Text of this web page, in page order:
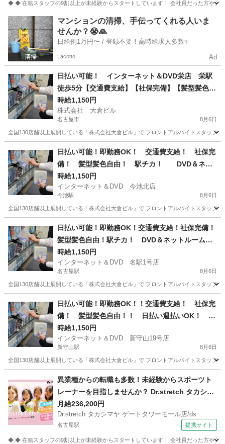
◆ ◆ 在籍スタッフの9割以上が未経験からスタートしています！ 会社員だった方やシ
愛知 名古屋市 スポーツジム
マンションの清掃、手伝ってくれる人いま
せんか？😭🙏
日給例1万円〜 / 登録不要！高時給求人多数✨
Lacotto Ad
日払い可能！ インターネット＆DVD栄店 栄駅
徒歩5分【交通費支給】【社保完備】【髪型髪色自
由】【高収入】【日払い】☆時給1,150円以上☆フ
ロントスタッフ☆稼ぎたい方必見！
時給1,150円
株式会社 大倉ビル
名古屋市 8月6日
全国130店舗以上展開している「株式会社大倉ビル」で フロントアルバイトスタッフ
フロント
日払い可能！即勤務OK！ 交通費支給！ 社保完
備！ 髪型髪色自由！ 駅チカ！ DVD＆ネッ
トルーム フロントバイト
時給1,150円
インターネット＆DVD 今池北店
今池駅 8月6日
全国130店舗以上展開している「株式会社大倉ビル」で フロントアルバイトスタッフ
今池駅 フロント 障がい者
日払い可能！即勤務OK！交通費支給！社保完備！
髪型髪色自由！駅チカ！ DVD＆ネットルーム
フロントバイト
時給1,150円
インターネット＆DVD 名駅1号店
名古屋駅 8月6日
全国130店舗以上展開している「株式会社大倉ビル」で フロントアルバイトスタッフ
名古屋駅 フロント 障がい者
日払い可能！即勤務OK！！交通費支給！ 社保完
備！ 髪型髪色自由！！ 日払い週払いOK！ 駅
チカ！ DVD＆ネットルーム フロントバイト
時給1,150円
インターネット＆DVD 新守山19号店
新守山駅 8月6日
全国130店舗以上展開している「株式会社大倉ビル」で フロントアルバイトスタッフ
新守山駅 フロント 障がい者
異業種からの転職も多数！未経験からスポーツト
レーナーを目指しませんか？ Dr.stretch タカシマ
ヤ ゲートタワーモール店/ds スポーツインストラ
クター
月給236,200円
Dr.stretch タカシマヤ ゲートタワーモール店/ds
名古屋駅 提携サイト
◆ ◆ 在籍スタッフの9割以上が未経験からスタートしています！ 会社員だった方やシ